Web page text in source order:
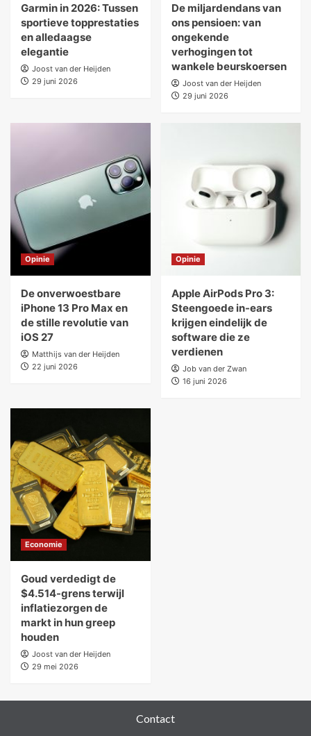
Garmin in 2026: Tussen
sportieve topprestaties
en alledaagse
elegantie
Joost van der Heijden
29 juni 2026
De miljardendans van
ons pensioen: van
ongekende
verhogingen tot
wankele beurskoersen
Joost van der Heijden
29 juni 2026
Opinie
De onverwoestbare
iPhone 13 Pro Max en
de stille revolutie van
iOS 27
Matthijs van der Heijden
22 juni 2026
Opinie
Apple AirPods Pro 3:
Steengoede in-ears
krijgen eindelijk de
software die ze
verdienen
Job van der Zwan
16 juni 2026
Economie
Goud verdedigt de
$4.514-grens terwijl
inflatiezorgen de
markt in hun greep
houden
Joost van der Heijden
29 mei 2026
Contact